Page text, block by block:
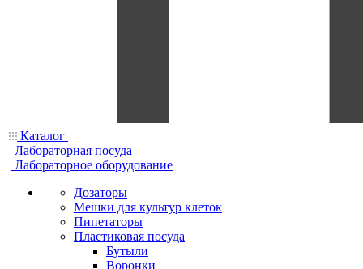
Каталог
Лабораторная посуда
Лабораторное оборудование
Дозаторы
Мешки для культур клеток
Пипетаторы
Пластиковая посуда
Бутыли
Воронки